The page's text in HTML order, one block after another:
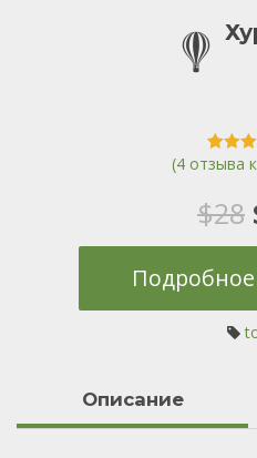
4
(4отзыва
$28
Oписание